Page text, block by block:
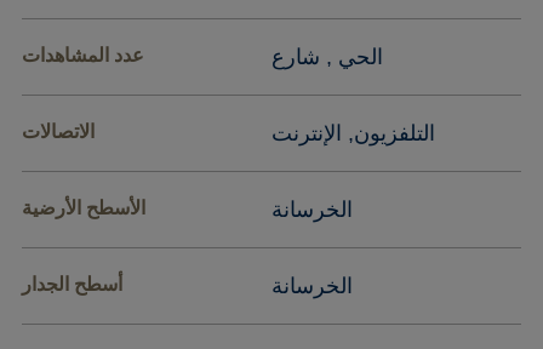
عدد المشاهدات الحي , شارع
الاتصالات التلفزيون, الإنترنت
الأسطح الأرضية الخرسانة
أسطح الجدار الخرسانة